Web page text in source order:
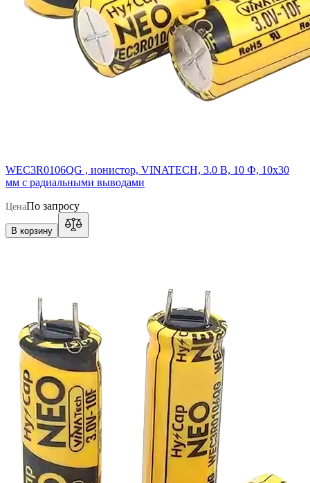
WEC3R0106QG , ионистор, VINATECH, 3.0 В, 10 Ф, 10x30
мм с радиальными выводами
ЦенаПо запросу
В корзину